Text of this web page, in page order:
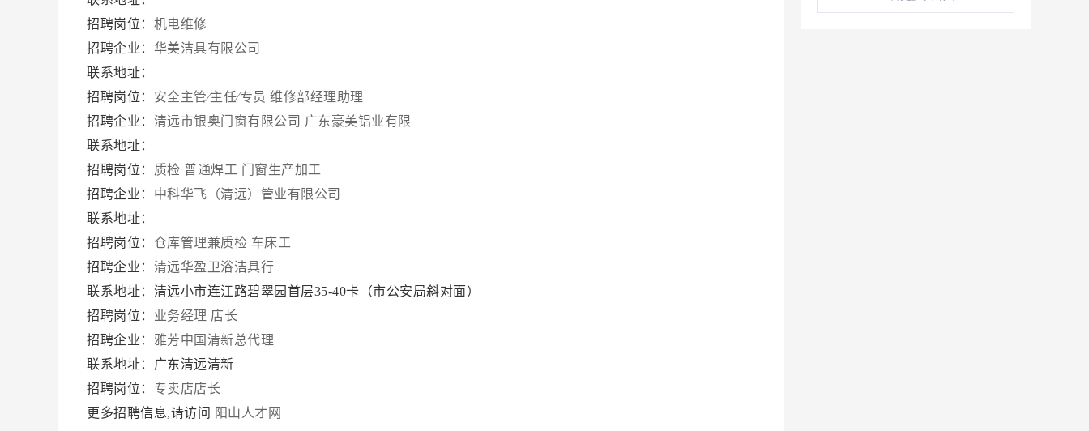
招聘岗位： 机电维修
招聘企业： 华美洁具有限公司
联系地址：
招聘岗位： 安全主管∕主任∕专员 维修部经理助理
招聘企业： 清远市银奥门窗有限公司 广东豪美铝业有限
联系地址：
招聘岗位： 质检 普通焊工 门窗生产加工
招聘企业： 中科华飞（清远）管业有限公司
联系地址：
招聘岗位： 仓库管理兼质检 车床工
招聘企业： 清远华盈卫浴洁具行
联系地址：清远小市连江路碧翠园首层35-40卡（市公安局斜对面）
招聘岗位： 业务经理 店长
招聘企业： 雅芳中国清新总代理
联系地址：广东清远清新
招聘岗位： 专卖店店长
更多招聘信息,请访问
阳山人才网